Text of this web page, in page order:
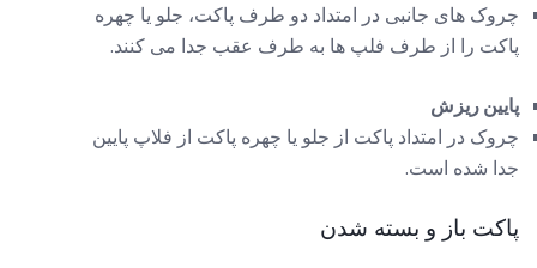
چروک های جانبی در امتداد دو طرف پاکت، جلو یا چهره
پاکت را از طرف فلپ ها به طرف عقب جدا می کنند.
پایین ریزش
چروک در امتداد پاکت از جلو یا چهره پاکت از فلاپ پایین
جدا شده است.
پاکت باز و بسته شدن